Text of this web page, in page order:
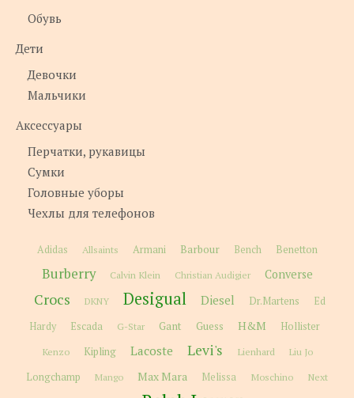
Обувь
Дети
Девочки
Мальчики
Аксессуары
Перчатки, рукавицы
Сумки
Головные уборы
Чехлы для телефонов
Adidas Allsaints Armani Barbour Bench Benetton
Burberry Calvin Klein Christian Audigier Converse
Crocs DKNY Desigual Diesel Dr.Martens
Ed
Hardy
Escada G-Star Gant Guess H&M Hollister
Kenzo Kipling Lacoste Levi's Lienhard Liu Jo
Longchamp Mango Max Mara Melissa Moschino
Next